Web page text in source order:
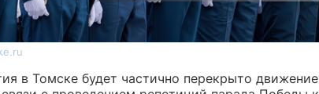
в Томске будет частично перекрыто движение